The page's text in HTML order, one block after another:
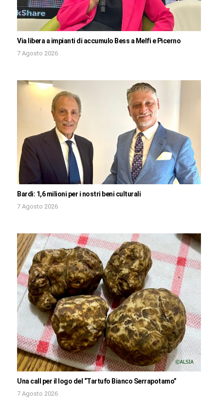
Via libera a impianti di accumulo Bess a Melfi e Picerno
7 Agosto 2026
Bardi: 1,6 milioni per i nostri beni culturali
7 Agosto 2026
Una call per il logo del “Tartufo Bianco Serrapotamo”
7 Agosto 2026